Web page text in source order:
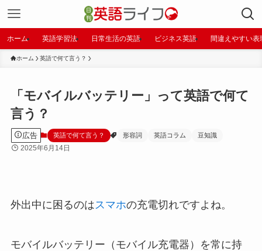
ホーム 英語学習法 日常生活の英語 ビジネス英語 間違えやすい表
ホーム 英語で何て言う？
「モバイルバッテリー」って英語で何て
言う？
広告 英語で何て言う？ 形容詞 英語コラム 豆知識
2025年6月14日
外出中に困るのはスマホの充電切れですよね。
モバイルバッテリー（モバイル充電器）を常に持